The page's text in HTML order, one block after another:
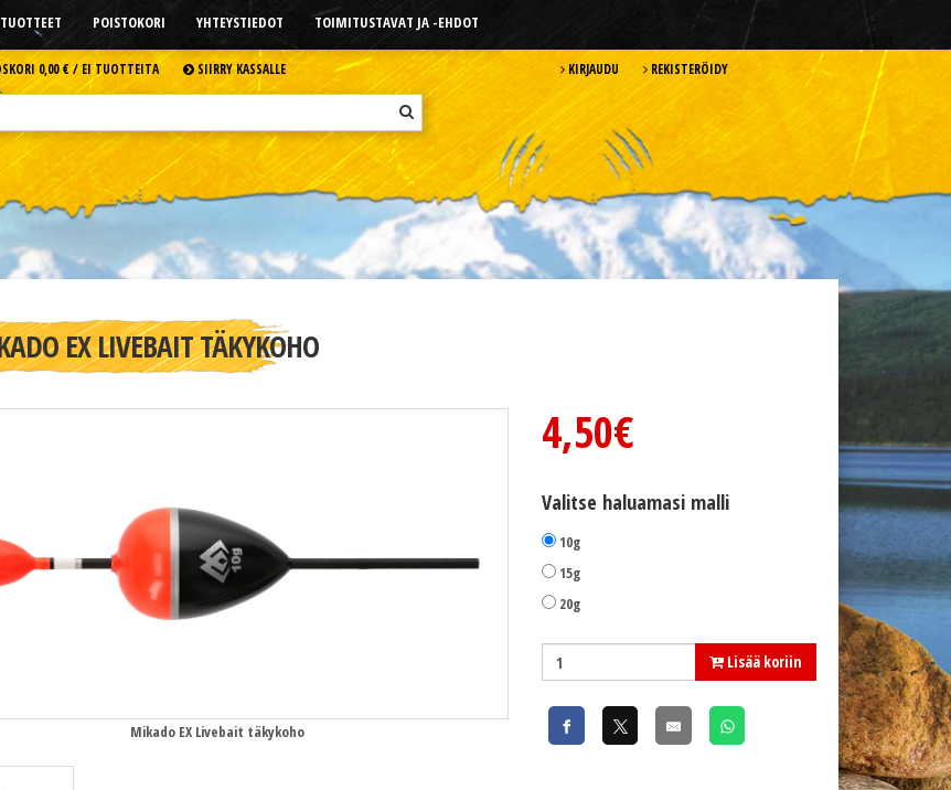
TUOTTEET POISTOKORI YHTEYSTIEDOT TOIMITUSTAVAT JA -EHDOT
0,00 € /EI TUOTTEITA SIIRRY KASSALLE KIRJAUDU REKISTERÖIDY
EX LIVEBAIT TÄKYKOHO
Mikado EX Livebait täkykoho Mikado EX Livebait täkykoho
4,50€
Valitse haluamasi malli
10g
15g
20g
Lisää koriin